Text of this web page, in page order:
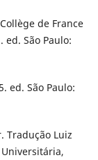
de France
ed. São Paulo:
ed. São Paulo:
Tradução Luiz
Universitária,